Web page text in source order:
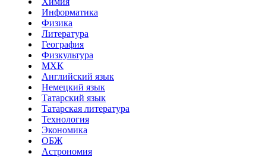
Информатика
Физика
Литература
География
Физкультура
МХК
Английский язык
Немецкий язык
Татарский язык
Татарская литература
Технология
Экономика
ОБЖ
Астрономия